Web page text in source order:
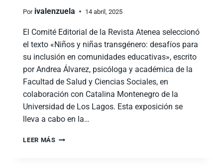
Por ivalenzuela 14 abril, 2025
El Comité Editorial de la Revista Atenea seleccionó
el texto «Niños y niñas transgénero: desafíos para
su inclusión en comunidades educativas», escrito
por Andrea Álvarez, psicóloga y académica de la
Facultad de Salud y Ciencias Sociales, en
colaboración con Catalina Montenegro de la
Universidad de Los Lagos. Esta exposición se
lleva a cabo en la…
LEER MÁS